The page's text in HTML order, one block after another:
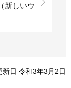
新しいウ
新日 令和3年3月2日